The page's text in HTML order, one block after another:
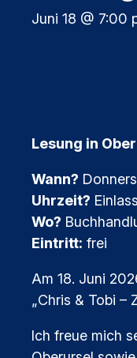
Juni 18 @ 7:00
Lesung in
Wann?
Uhrzeit?
Wo?
Eintritt: frei
Am 18. Juni
„Chris & Tobi –
Ich freue mich